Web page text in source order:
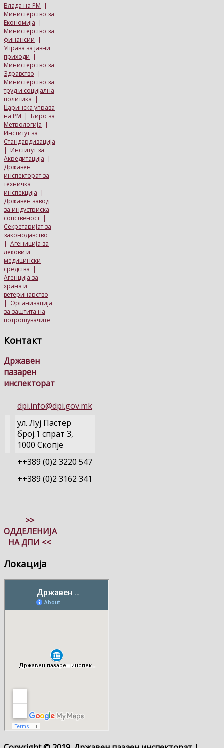
Влада на РМ |
Министерство за
Економија |
Министерство за
финансии |
Управа за јавни
приходи |
Министерство за
Здравство |
Министерство за
труд и социјална
политика |
Царинска управа
на РМ | Биро за
Метрологија |
Институт за
Стандардизација
| Институт за
Акредитација |
Државен
инспекторат за
техничка
инспекција |
Државен завод
за индустриска
сопственост |
Секретаријат за
законодавство
| Агениција за
лекови и
медицински
средства |
Агенција за
храна и
ветеринарство
| Организација
за заштита на
потрошувачите
Контакт
Државен
пазарен
инспекторат
dpi.info@dpi.gov.mk
ул. Луј Пастер
број.1 спрат 3,
1000 Скопје
++389 (0)2 3220 547
++389 (0)2 3162 341
>>
ОДДЕЛЕНИЈА
НА ДПИ <<
Локација